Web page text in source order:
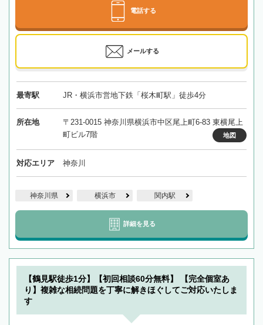
電話する
メールする
最寄駅 JR・横浜市営地下鉄「桜木町駅」徒歩4分
所在地
〒231-0015 神奈川県横浜市中区尾上町6-83 東横尾上
町ビル7階
地図
対応エリア 神奈川
神奈川県 横浜市 関内駅
詳細を見る
【鶴見駅徒歩1分】【初回相談60分無料】 【完全個室あ
り】複雑な相続問題を丁寧に解きほぐしてご対応いたしま
す